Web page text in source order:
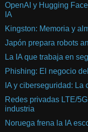
OpenAI y Hugging
IA
Kingston: Memoria y
Japón prepara robots
La IA que trabaja en
Phishing: El negocio
IA y ciberseguridad: La
Redes privadas LTE/
industria
Noruega frena la IA